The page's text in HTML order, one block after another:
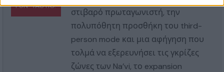
FUN-TASTIC!
στιβαρό πρωταγωνιστή, την
πολυπόθητη προσθήκη του third-
person mode και μια αφήγηση που
τολμά να εξερευνήσει τις γκρίζες
ζώνες των Na’vi, το expansion